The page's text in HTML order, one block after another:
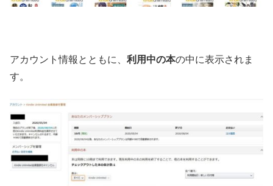
アカウント情報とともに、 利用中の本の中に表示されま
す。